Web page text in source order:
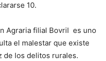
10.
Agraria filial Bovril es uno
el malestar que existe
de los delitos rurales.